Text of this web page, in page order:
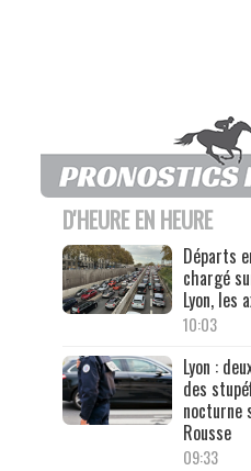
D'HEURE EN HEURE
Départs
chargé
Lyon, les
10:03
Lyon :
des
nocturne
Rousse
09:33